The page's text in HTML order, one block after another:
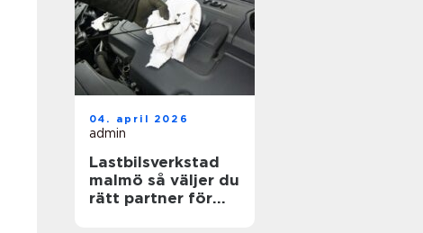
04. april 2026
admin
Lastbilsverkstad
malmö så väljer du
rätt partner för